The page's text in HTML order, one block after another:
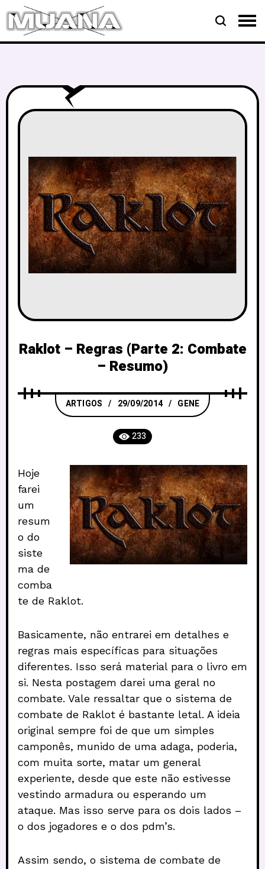
Raklot – Regras (Parte 2: Combate
– Resumo)
ARTIGOS 29/09/2014 GENE
233
Hoje
farei
um
resum
o do
siste
ma de
comba
te de Raklot.
Basicamente, não entrarei em detalhes e
regras mais específicas para situações
diferentes. Isso será material para o livro em
si. Nesta postagem darei uma geral no
combate. Vale ressaltar que o sistema de
combate de Raklot é bastante letal. A ideia
original sempre foi de que um simples
camponês, munido de uma adaga, poderia,
com muita sorte, matar um general
experiente, desde que este não estivesse
vestindo armadura ou esperando um
ataque. Mas isso serve para os dois lados –
o dos jogadores e o dos pdm’s.
Assim sendo, o sistema de combate de